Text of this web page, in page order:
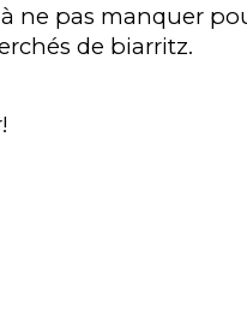
ne pas manquer
de biarritz.